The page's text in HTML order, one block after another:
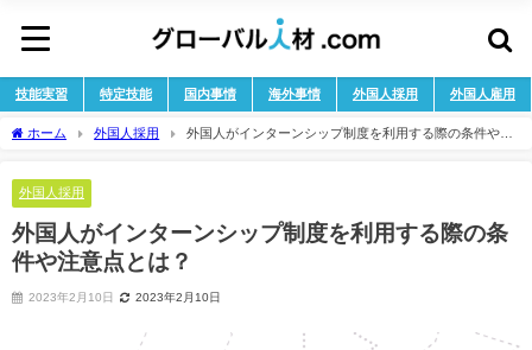
技能実習 特定技能 国内事情 海外事情 外国人採用 外国人雇用
ホーム 外国人採用
外国人がインターンシップ制度を利用する際の条件や注
外国人採用
外国人がインターンシップ制度を利用する際の条
件や注意点とは？
2023年2月10日 2023年2月10日